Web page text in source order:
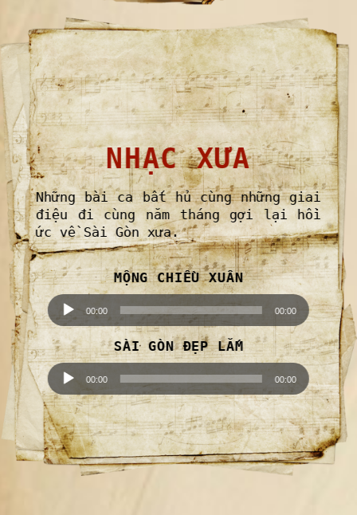
NHẠC XƯA
Những bài ca bất hủ cùng những giai
điệu đi cùng năm tháng gợi lại hồi
ức về Sài Gòn xưa.
MỘNG CHIỀU XUÂNTrình
chơi
00:00 00:00
SÀI GÒN ĐẸP LẮM Trình
chơi
00:00 00:00